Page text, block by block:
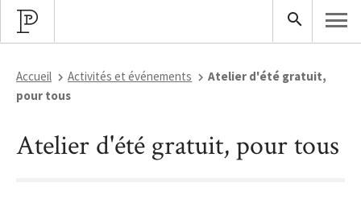
Accueil Activités et événements
Atelier d'été gratuit,
pour tous
Atelier d'été gratuit, pour tous